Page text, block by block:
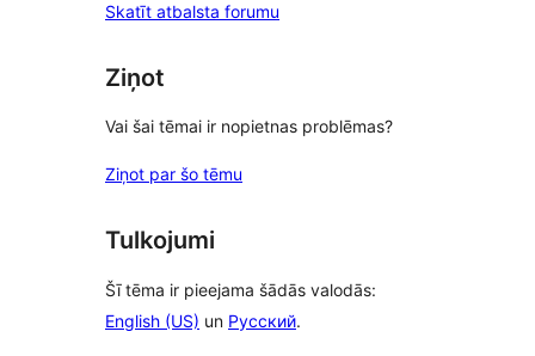
Skatīt atbalsta forumu
Ziņot
Vai šai tēmai ir nopietnas problēmas?
Ziņot par šo tēmu
Tulkojumi
Šī tēma ir pieejama šādās valodās:
English (US) un Русский.